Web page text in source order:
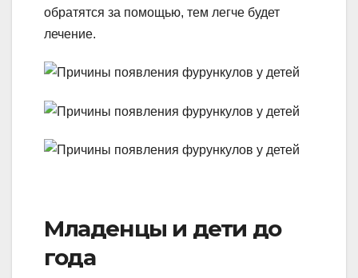
обратятся за помощью, тем легче будет
лечение.
Младенцы и дети до
года